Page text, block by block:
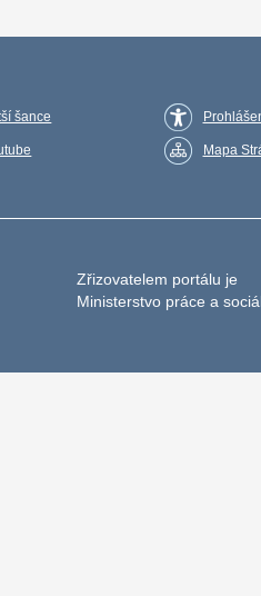
šance
Mapa
Zřizovatelem portálu je
Ministerstvo práce a